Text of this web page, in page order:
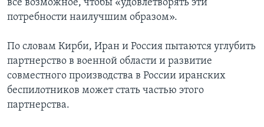
все возможное, чтобы «удовлетворять эти
потребности наилучшим образом».
По словам Кирби, Иран и Россия пытаются углубить
партнерство в военной области и развитие
совместного производства в России иранских
беспилотников может стать частью этого
партнерства.